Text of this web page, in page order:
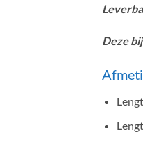
Deze